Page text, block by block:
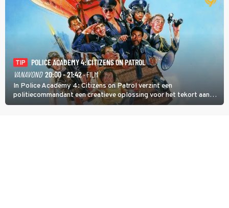
TIP
POLICE ACADEMY 4: CITIZENS ON PATROL
VANAVOND 20:00 - 21:42· FILM
In Police Academy 4: Citizens on Patrol verzint een
politiecommandant een creatieve oplossing voor het tekort aan
agenten.